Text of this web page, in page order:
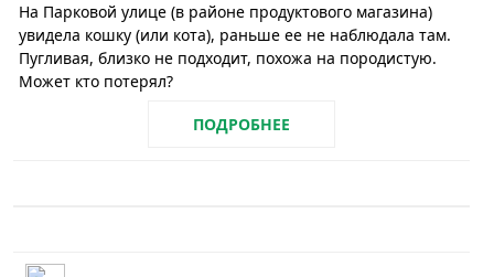
На Парковой улице (в районе продуктового магазина)
увидела кошку (или кота), раньше ее не наблюдала там.
Пугливая, близко не подходит, похожа на породистую.
Может кто потерял?
ПОДРОБНЕЕ